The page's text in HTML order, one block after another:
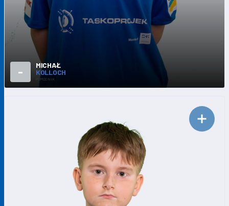
-
MICHAŁ
KOLLOCH
POMOCNIK